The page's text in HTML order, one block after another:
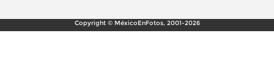
Copyright © MéxicoEnFotos, 2001-2026